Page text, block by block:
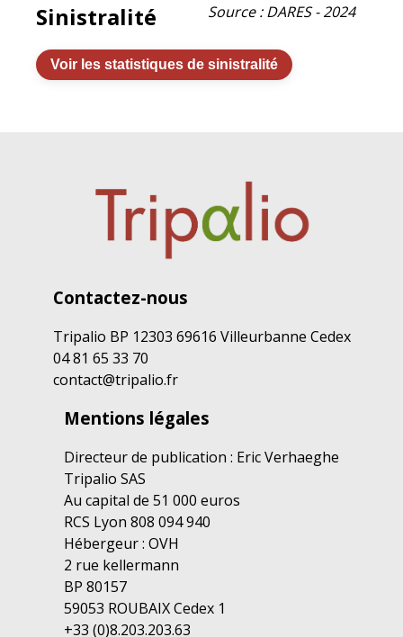
Source : DARES - 2024
Sinistralité
Voir les statistiques de sinistralité
Contactez-nous
Tripalio BP 12303 69616 Villeurbanne Cedex
04 81 65 33 70
contact@tripalio.fr
Mentions légales
Directeur de publication : Eric Verhaeghe
Tripalio SAS
Au capital de 51 000 euros
RCS Lyon 808 094 940
Hébergeur : OVH
2 rue kellermann
BP 80157
59053 ROUBAIX Cedex 1
+33 (0)8.203.203.63